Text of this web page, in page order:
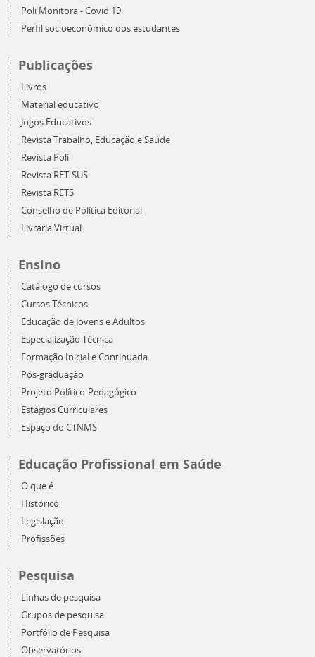
Poli Monitora - Covid 19
Perfil socioeconômico dos estudantes
Publicações
Livros
Material educativo
Jogos Educativos
Revista Trabalho, Educação e Saúde
Revista Poli
Revista RET-SUS
Revista RETS
Conselho de Política Editorial
Livraria Virtual
Ensino
Catálogo de cursos
Cursos Técnicos
Educação de Jovens e Adultos
Especialização Técnica
Formação Inicial e Continuada
Pós-graduação
Projeto Político-Pedagógico
Estágios Curriculares
Espaço do CTNMS
Educação Profissional em Saúde
O que é
Histórico
Legislação
Profissões
Pesquisa
Linhas de pesquisa
Grupos de pesquisa
Portfólio de Pesquisa
Observatórios